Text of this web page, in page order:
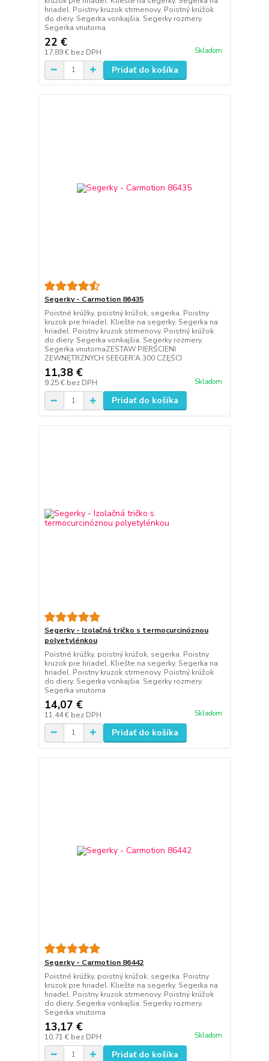
hriadel. Poistny kruzok strmenovy. Poistný krúžok
do diery. Segerka vonkajšia. Segerky rozmery.
Segerka vnutorna
22 €
17,89 € bez DPH Skladom
Pridať do košíka
Segerky - Carmotion 86435
Poistné krúžky, poistný krúžok, segerka. Poistny
kruzok pre hriadel. Kliešte na segerky. Segerka na
hriadel. Poistny kruzok strmenovy. Poistný krúžok
do diery. Segerka vonkajšia. Segerky rozmery.
Segerka vnutornaZESTAW PIERŚCIENI
ZEWNĘTRZNYCH SEEGER'A 300 CZĘŚCI
11,38 €
9,25 € bez DPH Skladom
Pridať do košíka
Segerky - Izolačná tričko s termocurcinóznou
polyetylénkou
Poistné krúžky, poistný krúžok, segerka. Poistny
kruzok pre hriadel. Kliešte na segerky. Segerka na
hriadel. Poistny kruzok strmenovy. Poistný krúžok
do diery. Segerka vonkajšia. Segerky rozmery.
Segerka vnutorna
14,07 €
11,44 € bez DPH Skladom
Pridať do košíka
Segerky - Carmotion 86442
Poistné krúžky, poistný krúžok, segerka. Poistny
kruzok pre hriadel. Kliešte na segerky. Segerka na
hriadel. Poistny kruzok strmenovy. Poistný krúžok
do diery. Segerka vonkajšia. Segerky rozmery.
Segerka vnutorna
13,17 €
10,71 € bez DPH Skladom
Pridať do košíka